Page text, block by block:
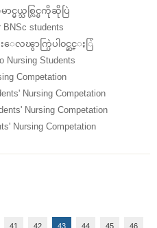
ယ္သစ္လြင္ၿကိုဆိုပြဲ
BNSc students
ၽွာက္ပြဲပါ၀င္ဆင္ႏြဲ
Nursing Students
Competation
Nursing Competation
Nursing Competation
Nursing Competation
41 42 43 44 45 46